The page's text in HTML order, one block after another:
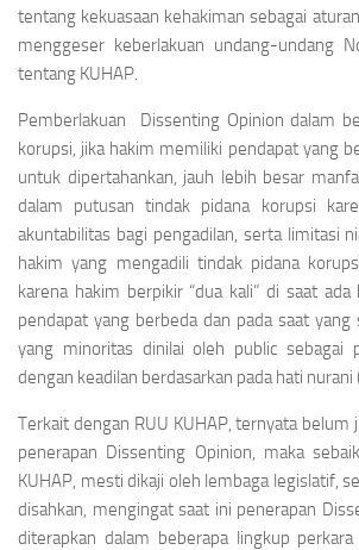
tentang kekuasaan kehakiman sebagai
menggeser keberlakuan undang-undang
tentang KUHAP.
Pemberlakuan Dissenting Opinion dalam
korupsi, jika hakim memiliki pendapat yang
untuk dipertahankan, jauh lebih besar
dalam putusan tindak pidana korupsi
akuntabilitas bagi pengadilan, serta limitasi
hakim yang mengadili tindak pidana
karena hakim berpikir “dua kali” di saat
pendapat yang berbeda dan pada saat
yang minoritas dinilai oleh public sebagai
dengan keadilan berdasarkan pada hati nurani
Terkait dengan RUU KUHAP, ternyata belum
penerapan Dissenting Opinion, maka
KUHAP, mesti dikaji oleh lembaga legislatif,
disahkan, mengingat saat ini penerapan
diterapkan dalam beberapa lingkup perkara